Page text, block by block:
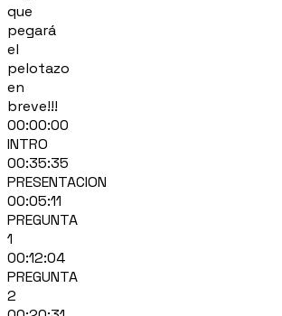
que
pegará
el
pelotazo
en
breve!!!
00:00:00
INTRO
00:35:35
PRESENTACION
00:05:11
PREGUNTA
1
00:12:04
PREGUNTA
2